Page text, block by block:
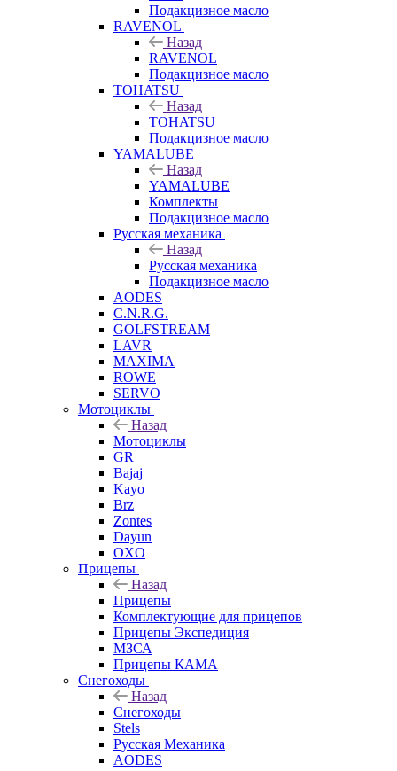
Подакцизное масло
RAVENOL
Назад
RAVENOL
Подакцизное масло
TOHATSU
Назад
TOHATSU
Подакцизное масло
YAMALUBE
Назад
YAMALUBE
Комплекты
Подакцизное масло
Русская механика
Назад
Русская механика
Подакцизное масло
AODES
C.N.R.G.
GOLFSTREAM
LAVR
MAXIMA
ROWE
SERVO
Мотоциклы
Назад
Мотоциклы
GR
Bajaj
Kayo
Brz
Zontes
Dayun
OXO
Прицепы
Назад
Прицепы
Комплектующие для прицепов
Прицепы Экспедиция
МЗСА
Прицепы КАМА
Снегоходы
Назад
Снегоходы
Stels
Русская Механика
AODES